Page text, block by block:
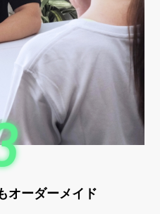
オーダーメイド